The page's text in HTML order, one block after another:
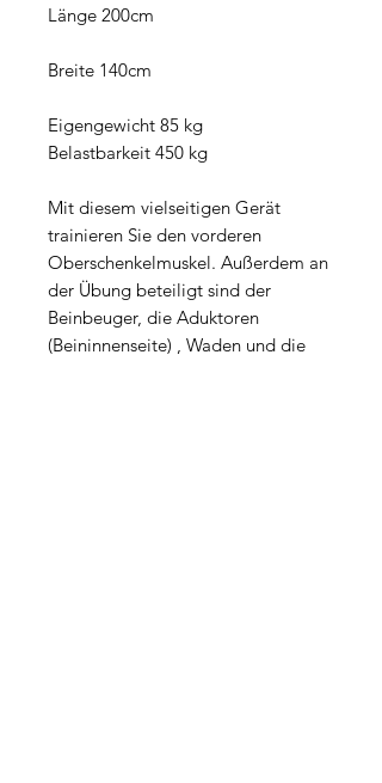
Länge 200cm
Breite 140cm
Eigengewicht 85 kg
Belastbarkeit 450 kg
Mit diesem vielseitigen Gerät
trainieren Sie den vorderen
Oberschenkelmuskel. Außerdem an
der Übung beteiligt sind der
Beinbeuger, die Aduktoren
(Beininnenseite) , Waden und die